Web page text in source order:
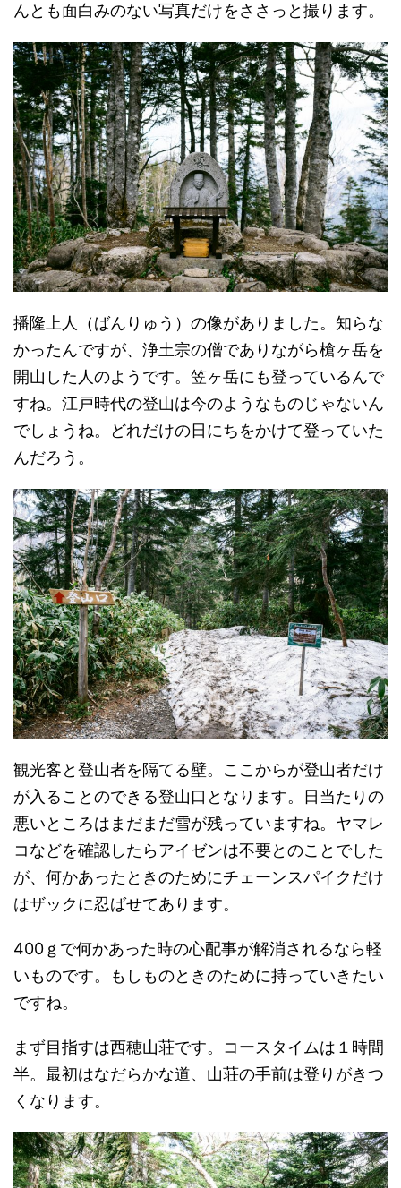
んとも面白みのない写真だけをささっと撮ります。
播隆上人（ばんりゅう）の像がありました。知らな
かったんですが、浄土宗の僧でありながら槍ヶ岳を
開山した人のようです。笠ヶ岳にも登っているんで
すね。江戸時代の登山は今のようなものじゃないん
でしょうね。どれだけの日にちをかけて登っていた
んだろう。
観光客と登山者を隔てる壁。ここからが登山者だけ
が入ることのできる登山口となります。日当たりの
悪いところはまだまだ雪が残っていますね。ヤマレ
コなどを確認したらアイゼンは不要とのことでした
が、何かあったときのためにチェーンスパイクだけ
はザックに忍ばせてあります。
400ｇで何かあった時の心配事が解消されるなら軽
いものです。もしものときのために持っていきたい
ですね。
まず目指すは西穂山荘です。コースタイムは１時間
半。最初はなだらかな道、山荘の手前は登りがきつ
くなります。